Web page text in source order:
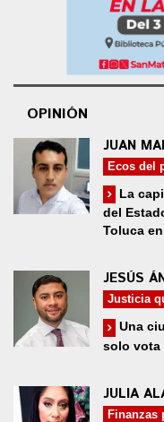
OPINIÓN
JUAN
Ecos del
La
del
Toluca
JESÚS
Justicia
Una
solo vota
JULIA
Finanzas